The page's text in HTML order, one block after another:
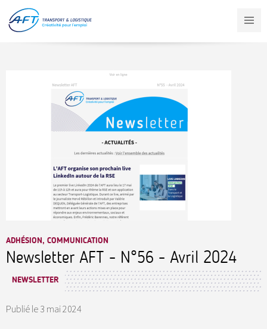
contenu
principal
ADHÉSION, COMMUNICATION
Newsletter AFT - N°56 - Avril 2024
NEWSLETTER
Publié le 3 mai 2024